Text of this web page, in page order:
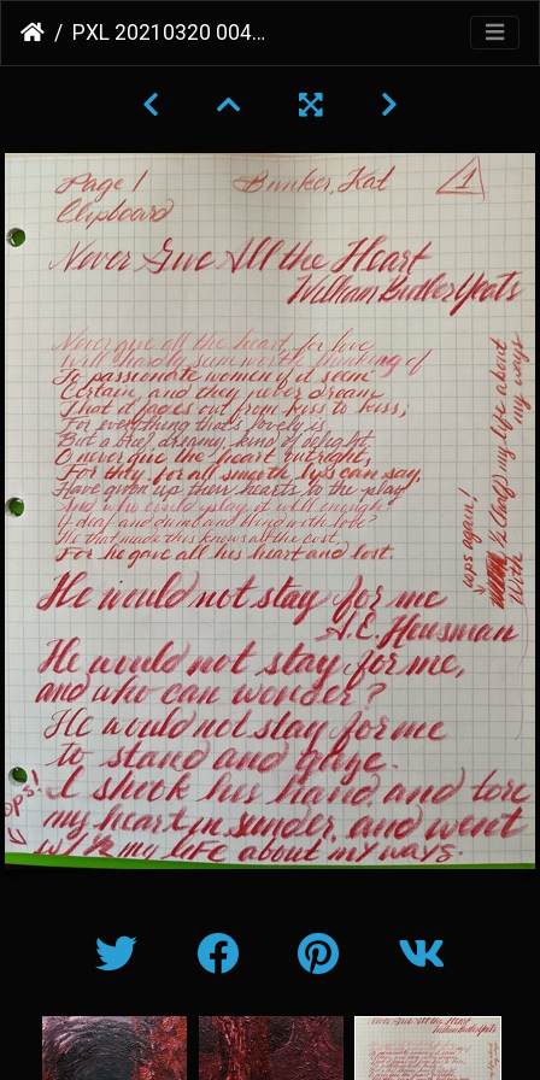
PXL 20210320 004504994